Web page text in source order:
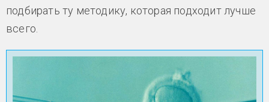
подбирать ту методику, которая подходит лучше
всего.